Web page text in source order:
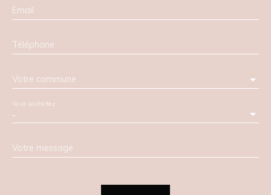
Email
Téléphone
Votre commune
-
Vous souhaitez
Votre message